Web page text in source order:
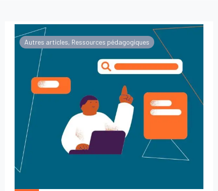
Autres articles, Ressources pédagogiques